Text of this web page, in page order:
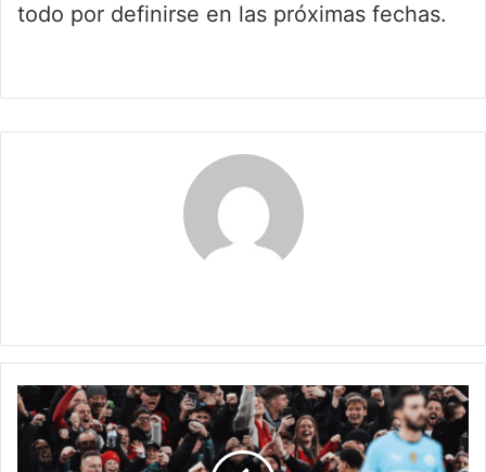
todo por definirse en las próximas fechas.
Liverpool
vence
Manchester